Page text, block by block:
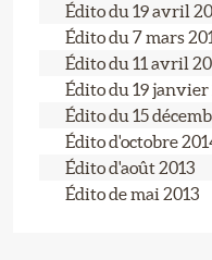
Édito du 19 avril
Édito du 7 mars
Édito du 11 avril
Édito du 19 janvier
Édito du 15
Édito d'octobre
Édito d'août 2013
Édito de mai 2013